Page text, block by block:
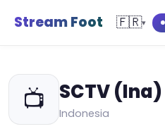
Stream Foot 🇫🇷▾
📺 SCTV (Ina)
Indonesia